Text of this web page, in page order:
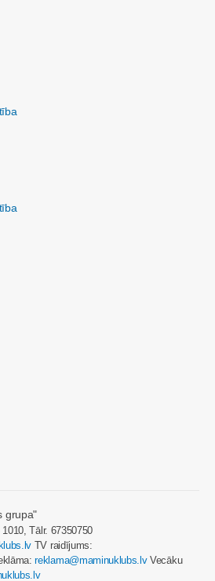
grupa"
Tālr. 67350750
TV raidījums:
reklama@maminuklubs.lvVecāku